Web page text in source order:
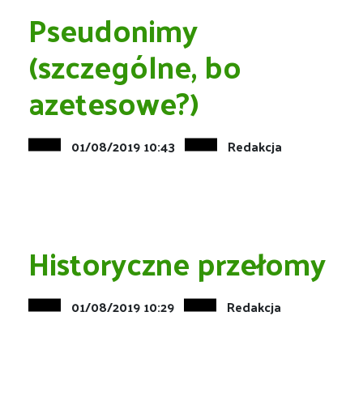
Pseudonimy
(szczególne, bo
azetesowe?)
01/08/2019 10:43 Redakcja
Historyczne przełomy
01/08/2019 10:29 Redakcja